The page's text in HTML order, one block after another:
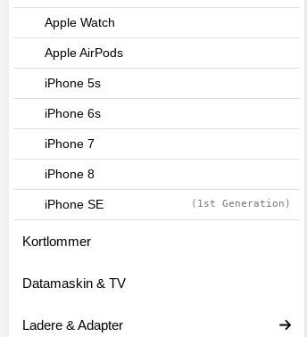
Apple Watch
Apple AirPods
iPhone 5s
iPhone 6s
iPhone 7
iPhone 8
iPhone SE (1st Generation)
Kortlommer
Datamaskin & TV
Ladere & Adapter